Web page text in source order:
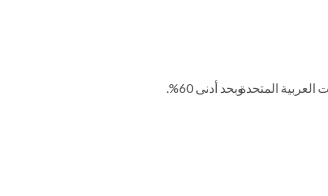
العربية المتحدةوبحد أدنى 60%.